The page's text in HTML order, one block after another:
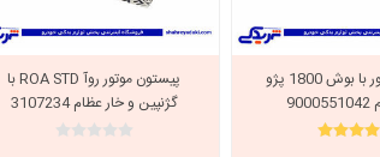
پیستون موتور با بوش 1800 پژو
پیستون موتور روآ ROA STD با
گژنپین و خار عظام 3107234